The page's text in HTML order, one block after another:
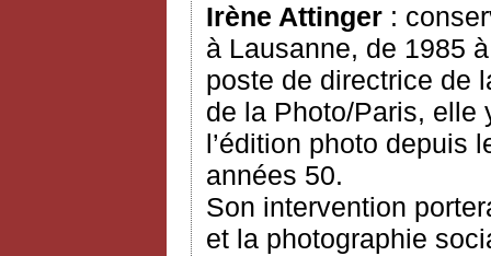
Irène Attinger :
à Lausanne, de 1985
poste de directrice de
de la Photo/Paris, elle
l’édition photo depuis
années 50.
Son intervention
et la photographie